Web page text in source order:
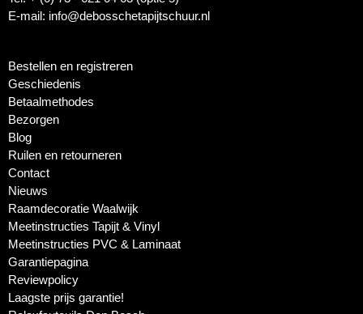
E-mail: info@debosschetapijtschuur.nl
Bestellen en registreren
Geschiedenis
Betaalmethodes
Bezorgen
Blog
Ruilen en retourneren
Contact
Nieuws
Raamdecoratie Waalwijk
Meetinstructies Tapijt & Vinyl
Meetinstructies PVC & Laminaat
Garantiepagina
Reviewpolicy
Laagste prijs garantie!